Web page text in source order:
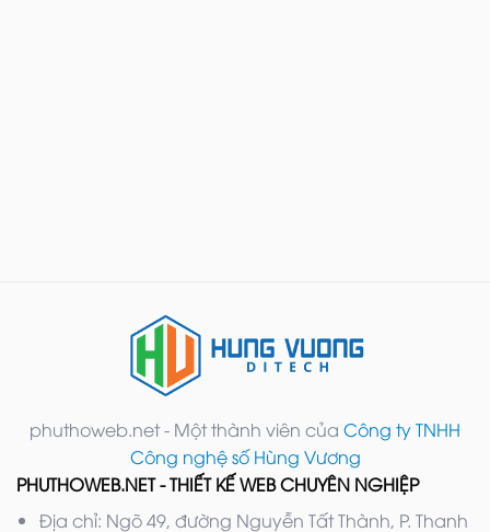
phuthoweb.net - Một thành viên của Công ty TNHH
Công nghệ số Hùng Vương
PHUTHOWEB.NET - THIẾT KẾ WEB CHUYÊN NGHIỆP
Địa chỉ: Ngõ 49, đường Nguyễn Tất Thành, P. Thanh